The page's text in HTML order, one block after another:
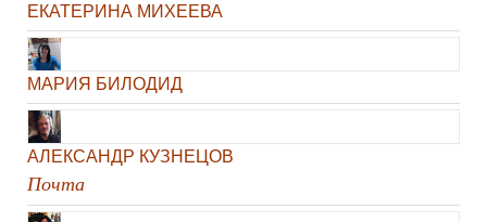
ЕКАТЕРИНА МИХЕЕВА
МАРИЯ БИЛОДИД
АЛЕКСАНДР КУЗНЕЦОВ
Почта